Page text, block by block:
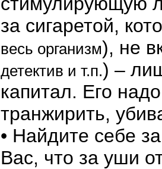
за сигаретой,
весь организм), не
детектив и т.п.) –
капитал. Его
транжирить,
• Найдите себе
Вас, что за уши